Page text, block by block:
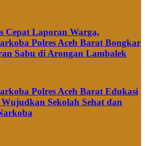
Cepat Laporan Warga,
Polres Aceh Barat Bongkar
Sabu di Arongan Lambalek
Polres Aceh Barat Edukasi
Sekolah Sehat dan